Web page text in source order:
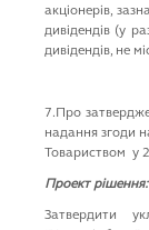
акціонерів,
дивідендів (у
дивідендів, не
7.Про
надання згоди
Товариством у
Проект рішення:
Затвердити